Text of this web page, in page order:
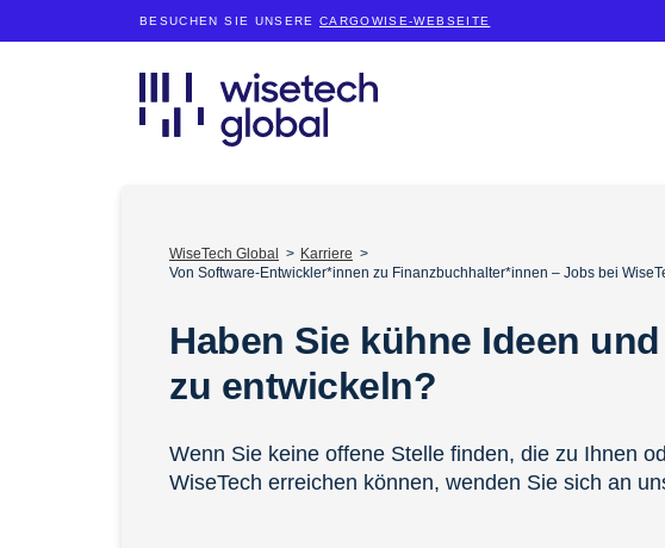
BESUCHEN SIE UNSERE CARGOWISE-WEBSEITE
WiseTech Global
Karriere
Von Software-Entwickler*innen zu Finanzbuchhalter*innen – Jobs bei
Haben Sie kühne Ideen
zu entwickeln?
Wenn Sie keine offene Stelle finden, die zu Ihnen
WiseTech erreichen können, wenden Sie sich an